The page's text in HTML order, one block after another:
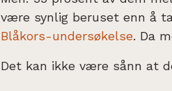
være synlig beruset enn å
Blåkors-undersøkelse. Da
Det kan ikke være sånn at